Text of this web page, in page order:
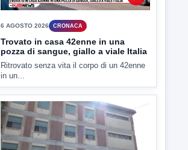
Trovato in casa 42enne in una
pozza di sangue, giallo a viale Italia
Ritrovato senza vita il corpo di un 42enne
in un...